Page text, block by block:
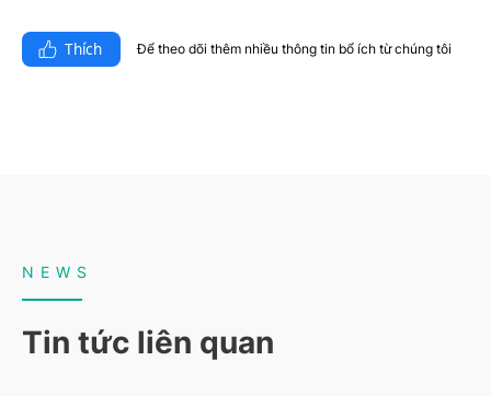
Thích Để theo dõi thêm nhiều thông tin bổ ích từ chúng tôi​
NEWS
Tin tức liên quan